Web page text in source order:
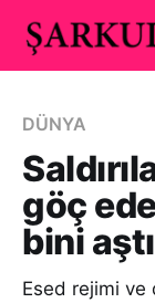
DÜNYA
göç
bini aştı
Esed rejimi ve